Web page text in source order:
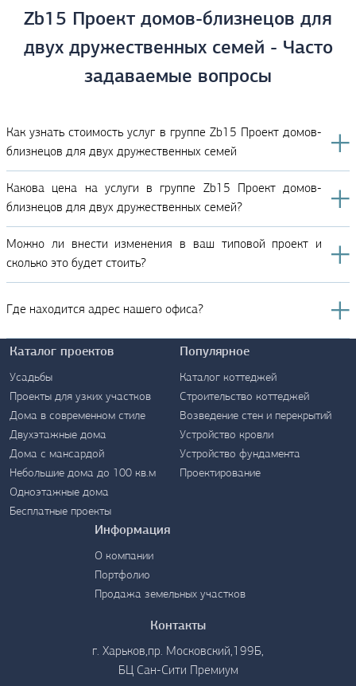
Zb15 Проект домов-близнецов для
двух дружественных семей - Часто
задаваемые вопросы
Как узнать стоимость услуг в группе Zb15 Проект домов-
близнецов для двух дружественных семей
Какова цена на услуги в группе Zb15 Проект домов-
близнецов для двух дружественных семей?
Можно ли внести изменения в ваш типовой проект и
сколько это будет стоить?
Где находится адрес нашего офиса?
Контакты
Каталог проектов
Усадьбы
Проекты для узких участков
Дома в современном стиле
Двухэтажные дома
Дома с мансардой
Небольшие дома до 100 кв.м
Одноэтажные дома
Бесплатные проекты
Популярное
Каталог коттеджей
Строительство коттеджей
Возведение стен и перекрытий
Устройство кровли
Устройство фундамента
Проектирование
Информация
О компании
Портфолио
Продажа земельных участков
Контакты
г. Харьков,пр. Московский,199Б,
БЦ Сан-Сити Премиум